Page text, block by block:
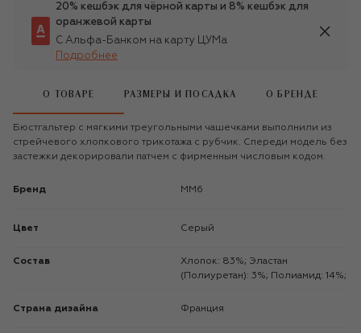
20% кешбэк для чёрной карты и 8% кешбэк для
оранжевой карты
С Альфа-Банком на карту ЦУМа
Подробнее
О ТОВАРЕ РАЗМЕРЫ И ПОСАДКА О БРЕНДЕ
Бюстгальтер с мягкими треугольными чашечками выполнили из
стрейчевого хлопкового трикотажа с рубчик. Спереди модель без
застежки декорировали патчем с фирменным числовым кодом.
Бренд MM6
Цвет Серый
Состав
Хлопок: 83%; Эластан
(Полиуретан): 3%; Полиамид: 14%;
Страна дизайна Франция